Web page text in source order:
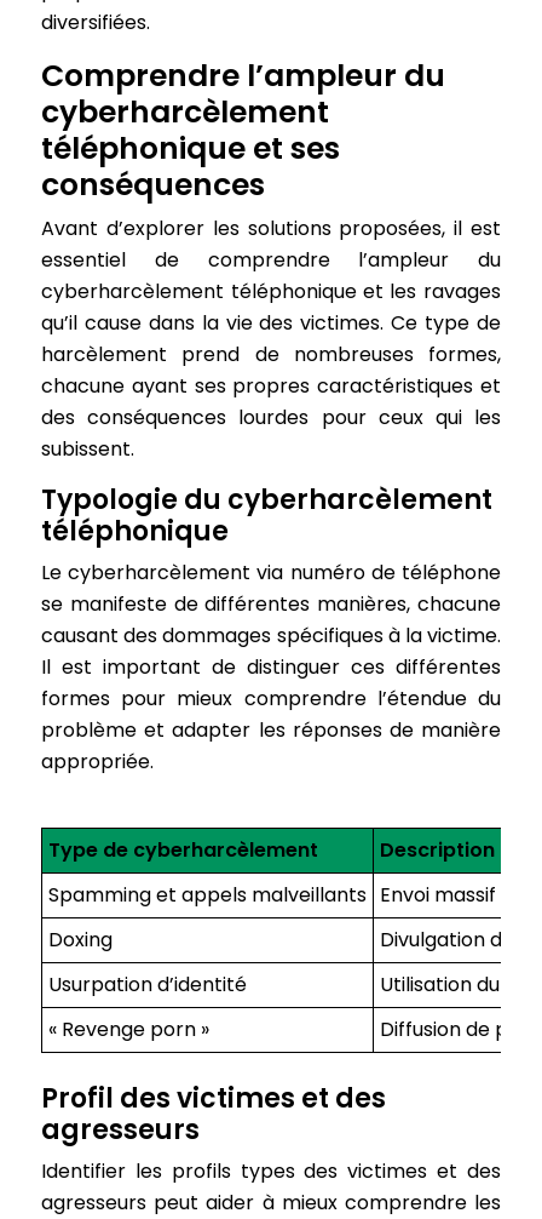
diversifiées.
Comprendre l’ampleur du
cyberharcèlement
téléphonique et ses
conséquences
Avant d’explorer les solutions proposées, il est
essentiel de comprendre l’ampleur du
cyberharcèlement téléphonique et les ravages
qu’il cause dans la vie des victimes. Ce type de
harcèlement prend de nombreuses formes,
chacune ayant ses propres caractéristiques et
des conséquences lourdes pour ceux qui les
subissent.
Typologie du cyberharcèlement
téléphonique
Le cyberharcèlement via numéro de téléphone
se manifeste de différentes manières, chacune
causant des dommages spécifiques à la victime.
Il est important de distinguer ces différentes
formes pour mieux comprendre l’étendue du
problème et adapter les réponses de manière
appropriée.
Type de cyberharcèlement
Description
Spamming et appels malveillants Envoi massif de
Doxing
Divulgation
Usurpation d’identité
Utilisation du
« Revenge porn »
Diffusion de
Profil des victimes et des
agresseurs
Identifier les profils types des victimes et des
agresseurs peut aider à mieux comprendre les